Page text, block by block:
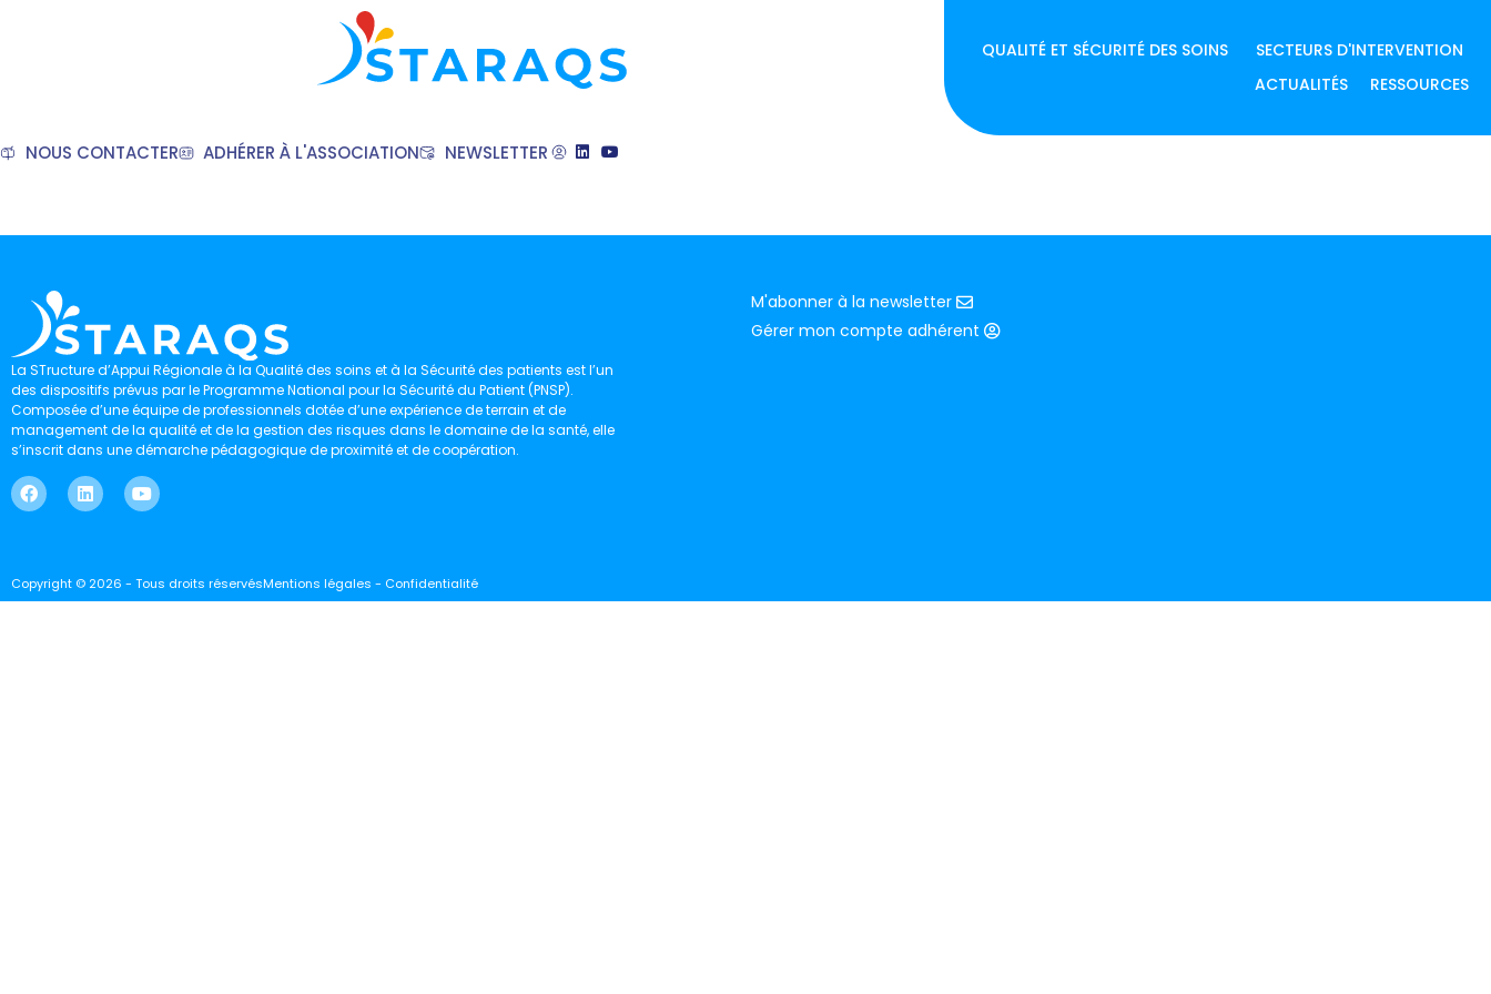
QUALITÉ ET SÉCURITÉ DES SOINS
SECTEURS D'INTERVENTION
ACTUALITÉS
RESSOURCES
NOUS CONTACTER ADHÉRER À L'ASSOCIATION NEWSLETTER
La STructure d’Appui Régionale à la Qualité des soins et à la Sécurité des patients est l’un
des dispositifs prévus par le Programme National pour la Sécurité du Patient (PNSP).
Composée d’une équipe de professionnels dotée d’une expérience de terrain et de
management de la qualité et de la gestion des risques dans le domaine de la santé, elle
s’inscrit dans une démarche pédagogique de proximité et de coopération.
M'abonner à la newsletter
Gérer mon compte adhérent
Copyright © 2026 - Tous droits réservésMentions légales - Confidentialité